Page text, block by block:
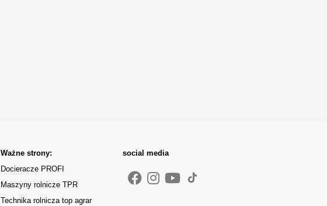
Ważne strony:
Docieracze PROFI
Maszyny rolnicze TPR
Technika rolnicza top agrar
social media